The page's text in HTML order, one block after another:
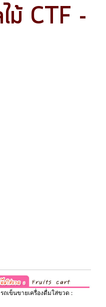
ม้ CTF -
ถเข็นขายเครื่องดื่มใส่ขวด :